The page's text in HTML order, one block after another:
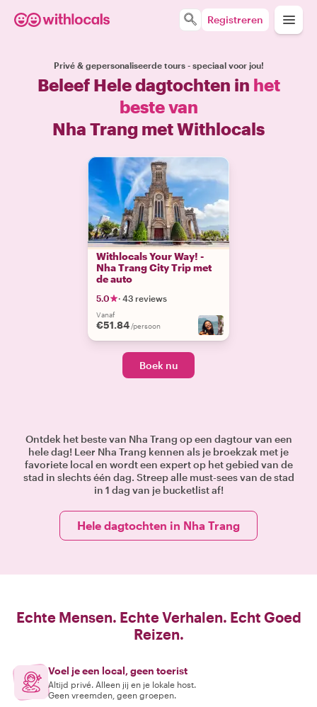
Registreren
Privé & gepersonaliseerde tours - speciaal voor jou!
Beleef Hele dagtochten in het
beste van
Nha Trang met Withlocals
Withlocals Your Way! -
Nha Trang City Trip met
de auto
5.0 · 43 reviews
Vanaf
€51.84 /persoon
Boek nu
Ontdek het beste van Nha Trang op een dagtour van een
hele dag! Leer Nha Trang kennen als je broekzak met je
favoriete local en wordt een expert op het gebied van de
stad in slechts één dag. Streep alle must-sees van de stad
in 1 dag van je bucketlist af!
Hele dagtochten in Nha Trang
Echte Mensen. Echte Verhalen. Echt Goed
Reizen.
Voel je een local, geen toerist
Altijd privé. Alleen jij en je lokale host.
Geen vreemden, geen groepen.